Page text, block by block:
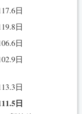
日
日
日
日
日
日